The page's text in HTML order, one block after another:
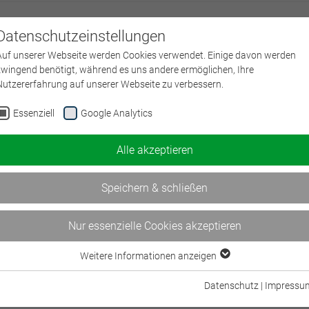
(DVA)
Themenbereich bAV kompetent beraten
(DVA)
die Alterssicherung beraten
unserer Webseite werden Cookies verwendet. Einige davon werden
benötigt, während es uns andere ermöglichen, Ihre
auf unserer Webseite zu verbessern.
Essenziell Google Analytics
Alle akzeptieren
Speichern & schließen
Nur essenzielle Cookies akzeptieren
Essenzielle Cookies werden für grundlegende Funktionen der Webseite
Weitere Informationen anzeigen
Datenschutz |